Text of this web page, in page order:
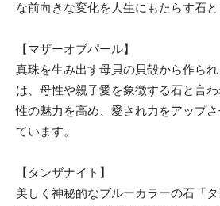
な前向きな変化を人生にもたらす石と
【マザーオブパール】
真珠を生み出す母貝の貝殻から作ら
は、母性や親子愛を象徴する石と言
性の魅力を高め、愛され力をアップ
ています。
【タンザナイト】
美しく神秘的なブルーカラーの石「